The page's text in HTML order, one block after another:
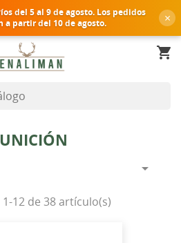
del 5 al 9 de agosto. Los pedidos
a partir del 10 de agosto.
×
shopping_cart

12 de 38 artículo(s)